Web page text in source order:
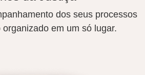
dos seus processos
em um só lugar.